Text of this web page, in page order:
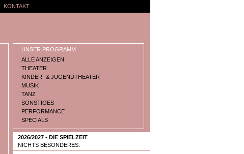
KONTAKT
UNSER PROGRAMM
ALLE ANZEIGEN
THEATER
KINDER- & JUGENDTHEATER
MUSIK
TANZ
SONSTIGES
PERFORMANCE
SPECIALS
2026/2027 - DIE SPIELZEIT
NICHTS BESONDERES.